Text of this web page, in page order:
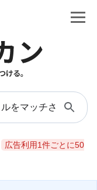
広告利用1件ごとに50